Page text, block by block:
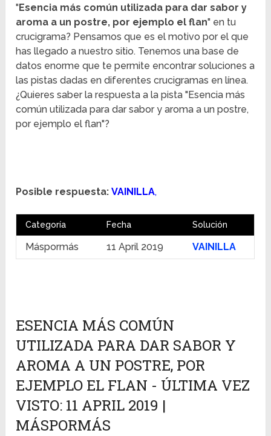
"Esencia más común utilizada para dar sabor y
aroma a un postre, por ejemplo el flan" en tu
crucigrama? Pensamos que es el motivo por el que
has llegado a nuestro sitio. Tenemos una base de
datos enorme que te permite encontrar soluciones a
las pistas dadas en diferentes crucigramas en línea.
¿Quieres saber la respuesta a la pista "Esencia más
común utilizada para dar sabor y aroma a un postre,
por ejemplo el flan"?
Posible respuesta: VAINILLA,
Categoría Fecha Solución
Máspormás 11 April 2019 VAINILLA
ESENCIA MÁS COMÚN
UTILIZADA PARA DAR SABOR Y
AROMA A UN POSTRE, POR
EJEMPLO EL FLAN - ÚLTIMA VEZ
VISTO: 11 APRIL 2019 |
MÁSPORMÁS